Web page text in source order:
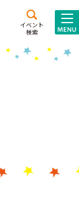
イベント
検索
施設･